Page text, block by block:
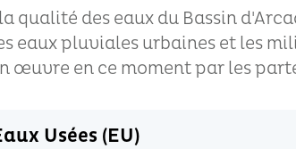
qualité des eaux du Bassin
eaux pluviales urbaines et les
œuvre en ce moment par les
Usées (EU)